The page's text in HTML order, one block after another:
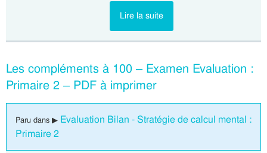
Lire la suite
Les compléments à 100 – Examen Evaluation :
Primaire 2 – PDF à imprimer
Paru dans ▶ Evaluation Bilan - Stratégie de calcul mental :
Primaire 2